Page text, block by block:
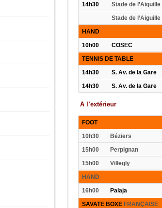
14h30
Stade de l’Aiguille
Stade de l’Aiguille
HAND
10h00
COSEC
TENNIS DE TABLE
14h30
S. Av. de la Gare
14h30
S. Av. de la Gare
A l’extérieur
FOOT
10h30
Béziers
15h00
Perpignan
15h00
Villegly
HAND
16h00
Palaja
SAVATE BOXE FRANÇAISE